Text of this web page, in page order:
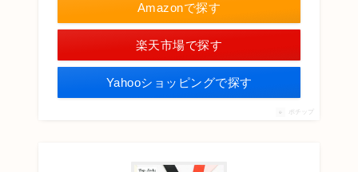
Amazonで探す
楽天市場で探す
Yahooショッピングで探す
ポチップ